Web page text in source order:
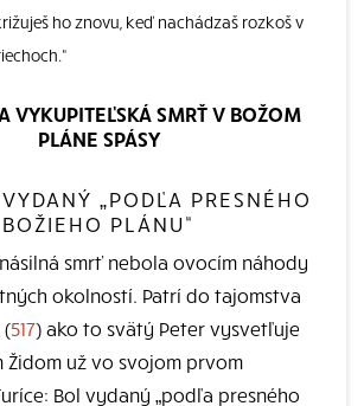
ho znovu, keď nachádzaš rozkoš v
VYKUPITEĽSKÁ SMRŤ V BOŽOM
PLÁNE SPÁSY
„PODĽA PRESNÉHO
BOŽIEHO PLÁNU“
smrť nebola ovocím náhody
okolností. Patrí do tajomstva
(517) ako to svätý Peter vysvetľuje
Židom už vo svojom prvom
Bol vydaný „podľa presného